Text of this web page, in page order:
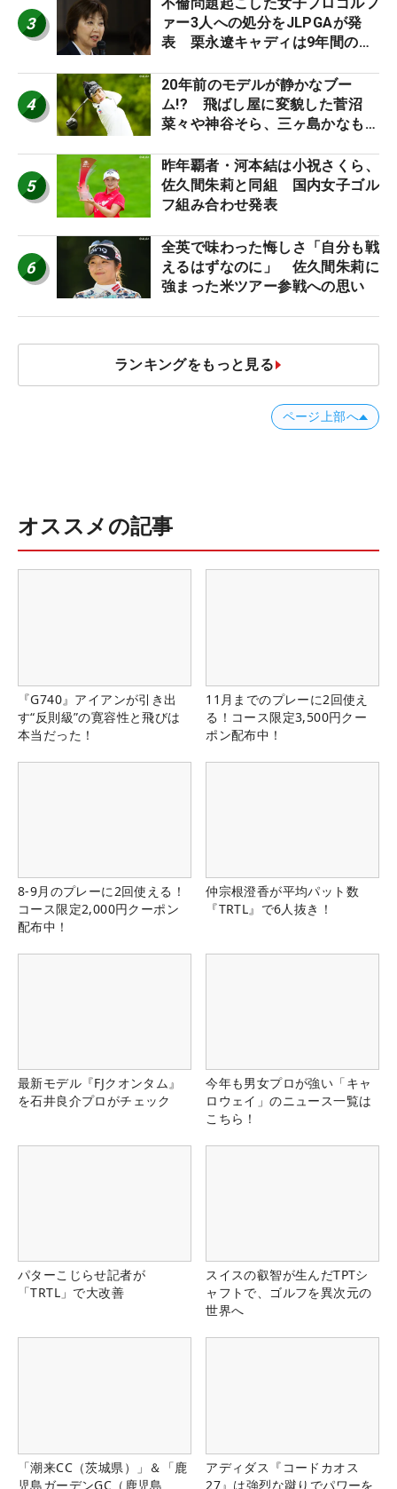
3
ァー3人への処分をJLPGAが発
表 栗永遼キャディは9年間の立
4
20年前のモデルが静かなブー
ム!? 飛ばし屋に変貌した菅沼
菜々や神谷そら、三ヶ島かなも使
ロたちの“飛ばしギア”】
5
昨年覇者・河本結は小祝さくら、
佐久間朱莉と同組 国内女子ゴル
フ組み合わせ発表
6
全英で味わった悔しさ「自分も戦
えるはずなのに」 佐久間朱莉に
強まった米ツアー参戦への思い
ランキングをもっと見る
ページ上部へ
オススメの記事
『G740』アイアンが引き出
す“反則級”の寛容性と飛びは
本当だった！
11月までのプレーに2回使え
る！コース限定3,500円クー
ポン配布中！
8-9月のプレーに2回使える！
コース限定2,000円クーポン
配布中！
仲宗根澄香が平均パット数
『TRTL』で6人抜き！
最新モデル『FJクオンタム』
を石井良介プロがチェック
今年も男女プロが強い「キャ
ロウェイ」のニュース一覧は
こちら！
パターこじらせ記者が
「TRTL」で大改善
スイスの叡智が生んだTPTシ
ャフトで、ゴルフを異次元の
世界へ
「潮来CC（茨城県）」＆「鹿
児島ガーデンGC（鹿児島
アディダス『コードカオス
27』は強烈な蹴りでパワーを